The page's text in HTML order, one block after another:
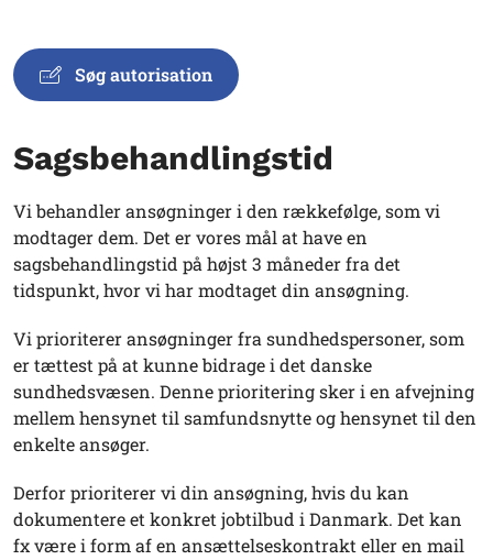
Søg autorisation
Sagsbehandlingstid
Vi behandler ansøgninger i den rækkefølge, som vi
modtager dem. Det er vores mål at have en
sagsbehandlingstid på højst 3 måneder fra det
tidspunkt, hvor vi har modtaget din ansøgning.
Vi prioriterer ansøgninger fra sundhedspersoner, som
er tættest på at kunne bidrage i det danske
sundhedsvæsen. Denne prioritering sker i en afvejning
mellem hensynet til samfundsnytte og hensynet til den
enkelte ansøger.
Derfor prioriterer vi din ansøgning, hvis du kan
dokumentere et konkret jobtilbud i Danmark. Det kan
fx være i form af en ansættelseskontrakt eller en mail